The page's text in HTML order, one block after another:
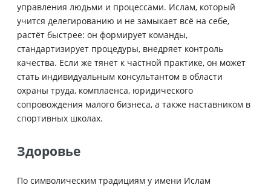
управления людьми и процессами. Ислам, который
учится делегированию и не замыкает всё на себе,
растёт быстрее: он формирует команды,
стандартизирует процедуры, внедряет контроль
качества. Если же тянет к частной практике, он может
стать индивидуальным консультантом в области
охраны труда, комплаенса, юридического
сопровождения малого бизнеса, а также наставником в
спортивных школах.
Здоровье
По символическим традициям у имени Ислам